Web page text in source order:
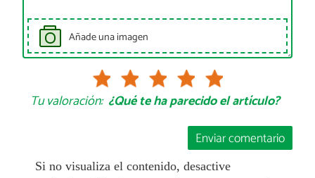
Añade una imagen
Tu valoración: ¿Qué te ha parecido el artículo?
Enviar comentario
Si no visualiza el contenido, desactive